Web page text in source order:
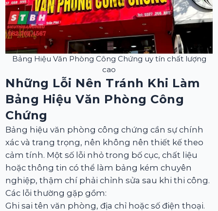
Bảng Hiệu Văn Phòng Công Chứng uy tín chất lượng
cao
Những Lỗi Nên Tránh Khi Làm
Bảng Hiệu Văn Phòng Công
Chứng
Bảng hiệu văn phòng công chứng cần sự chính
xác và trang trọng, nên không nên thiết kế theo
cảm tính. Một số lỗi nhỏ trong bố cục, chất liệu
hoặc thông tin có thể làm bảng kém chuyên
nghiệp, thậm chí phải chỉnh sửa sau khi thi công.
Các lỗi thường gặp gồm:
Ghi sai tên văn phòng, địa chỉ hoặc số điện thoại.